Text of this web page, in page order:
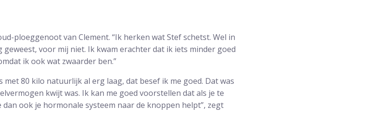
ploeggenoot van Clement. “Ik herken wat Stef schetst. Wel in
voor mij niet. Ik kwam erachter dat ik iets minder goed
ik ook wat zwaarder ben.”
80 kilo natuurlijk al erg laag, dat besef ik me goed. Dat was
kwijt was. Ik kan me goed voorstellen dat als je te
ook je hormonale systeem naar de knoppen helpt”, zegt